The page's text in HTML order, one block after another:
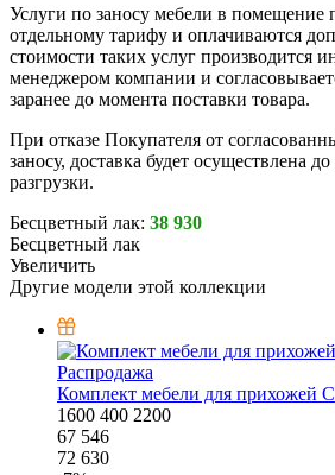
Услуги по заносу мебели в помещение
отдельному тарифу и оплачиваются
стоимости таких услуг производится
менеджером компании и
заранее до момента поставки товара.
При отказе Покупателя от
заносу, доставка будет осуществлена
разгрузки.
Бесцветный лак: 38 930
Бесцветный лак
Увеличить
Другие модели этой коллекции
Распродажа
Комплект мебели для прихожей
1600 400 2200
67 546
72 630